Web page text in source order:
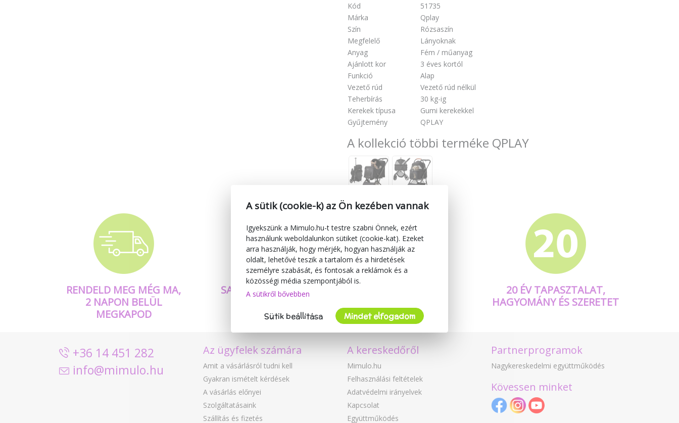
Kód
51735
Márka
Qplay
Szín
Rózsaszín
Megfelelő
Lányoknak
Anyag
Fém / műanyag
Ajánlott kor
3 éves kortól
Funkció
Alap
Vezető rúd
Vezető rúd nélkül
Teherbírás
30 kg-ig
Kerekek típusa
Gumi kerekekkel
Gyűjtemény
QPLAY
A kollekció többi terméke QPLAY
RENDELD MEG MÉG MA,
2 NAPON BELÜL
MEGKAPOD
SAJÁT TERMÉKEKET
20 ÉV TAPASZTALAT,
HAGYOMÁNY ÉS SZERETET
+36 14 451 282
info@mimulo.hu
Az ügyfelek számára
Amit a vásárlásról tudni kell
Gyakran ismételt kérdések
A vásárlás előnyei
Szolgáltatásaink
Szállítás és fizetés
A kereskedőről
Mimulo.hu
Felhasználási feltételek
Adatvédelmi irányelvek
Kapcsolat
Együttműködés
Partnerprogramok
Nagykereskedelmi együttműködés
Kövessen minket
A sütik (cookie-k) az Ön kezében vannak
Igyekszünk a Mimulo.hu-t testre szabni Önnek, ezért
használunk weboldalunkon sütiket (cookie-kat). Ezeket
arra használják, hogy mérjék, hogyan használják az
oldalt, lehetővé teszik a tartalom és a hirdetések
személyre szabását, és fontosak a reklámok és a
közösségi média szempontjából is.
A sütikről bővebben
Sütik beállítása Mindet elfogadom